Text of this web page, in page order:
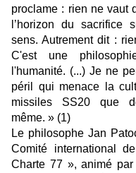
proclame : rien ne vaut
l’horizon du sacrifice
sens. Autrement dit :
C'est une
l'humanité. (...) Je ne
péril qui menace la
missiles SS20 que
même. » (1)
Le philosophe Jan
Comité international
Charte 77 », animé